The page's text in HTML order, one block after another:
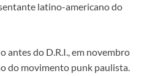
latino-americano do
antes do D.R.I., em novembro
do movimento punk paulista.